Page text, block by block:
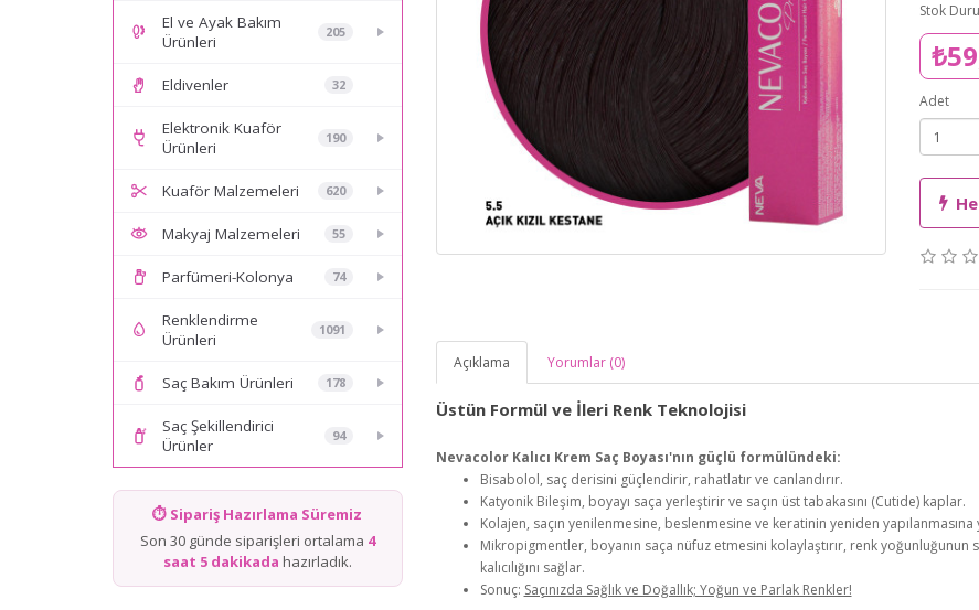
El ve Ayak Bakım
Ürünleri
205
Eldivenler 32
Elektronik Kuaför
Ürünleri
190
Kuaför Malzemeleri 620
Makyaj Malzemeleri 55
Parfümeri-Kolonya 74
Renklendirme
Ürünleri
1091
Saç Bakım Ürünleri 178
Saç Şekillendirici
Ürünler
94
⏱ Sipariş Hazırlama Süremiz
Son 30 günde siparişleri ortalama 4
saat 5 dakikada hazırladık.
Stok
Adet
Açıklama Yorumlar (0)
Üstün Formül ve İleri Renk Teknolojisi
Nevacolor Kalıcı Krem Saç Boyası'nın güçlü formülündeki:
Bisabolol, saç derisini güçlendirir, rahatlatır ve canlandırır.
Katyonik Bileşim, boyayı saça yerleştirir ve saçın üst tabakasını (Cutide) kaplar.
Kolajen, saçın yenilenmesine, beslenmesine ve keratinin yeniden yapılanmasına
Mikropigmentler, boyanın saça nüfuz etmesini kolaylaştırır, renk
kalıcılığını sağlar.
Sonuç: Saçınızda Sağlık ve Doğallık; Yoğun ve Parlak Renkler!